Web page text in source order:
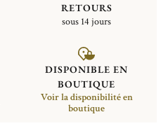
RETOURS
sous 14 jours
DISPONIBLE EN
BOUTIQUE
Voir la disponibilité en
boutique